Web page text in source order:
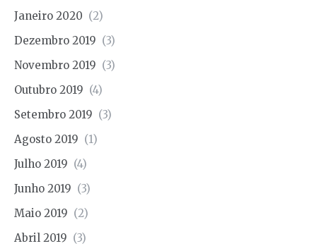
Janeiro 2020 (2)
Dezembro 2019 (3)
Novembro 2019 (3)
Outubro 2019 (4)
Setembro 2019 (3)
Agosto 2019 (1)
Julho 2019 (4)
Junho 2019 (3)
Maio 2019 (2)
Abril 2019 (3)